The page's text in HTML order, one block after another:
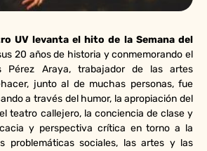
UV levanta el hito de la Semana del
20 años de historia y conmemorando el
Pérez Araya, trabajador de las artes
junto al de muchas personas, fue
a través del humor, la apropiación del
teatro callejero, la conciencia de clase y
y perspectiva crítica en torno a la
problemáticas sociales, las artes y las